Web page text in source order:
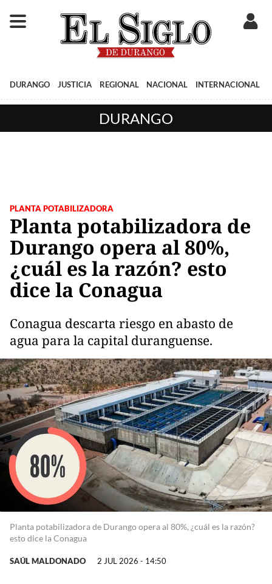
DURANGO JUSTICIA REGIONAL NACIONAL INTERNACIONAL
DURANGO
PLANTA POTABILIZADORA
Planta potabilizadora de
Durango opera al 80%,
¿cuál es la razón? esto
dice la Conagua
Conagua descarta riesgo en abasto de
agua para la capital duranguense.
Planta potabilizadora de Durango opera al 80%, ¿cuál es la razón?
esto dice la Conagua
SAÚL MALDONADO 2 JUL 2026 - 14:50